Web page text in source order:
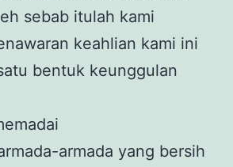
sebab itulah kami
keahlian kami ini
bentuk keunggulan
armada yang bersih